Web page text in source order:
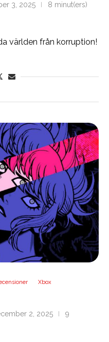
3, 2025
8 minut(ers)
världen från korruption!
Xbox
2, 2025
9